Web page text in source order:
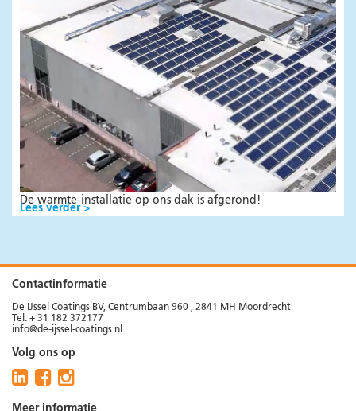
De warmte-installatie op ons dak is afgerond!
Lees verder >
Contactinformatie
De IJssel Coatings BV, Centrumbaan 960 , 2841 MH Moordrecht
Tel: + 31 182 372177
info@de-ijssel-coatings.nl
Volg ons op
Meer informatie